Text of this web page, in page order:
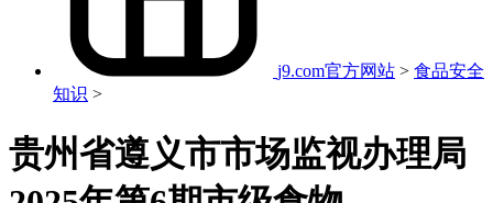
j9.com官方网站 > 食品安全
知识 >
贵州省遵义市市场监视办理局